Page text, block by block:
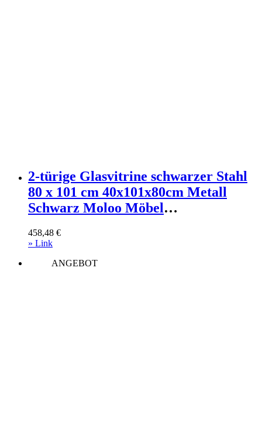
2-türige Glasvitrine schwarzer Stahl
80 x 101 cm 40x101x80cm Metall
Schwarz Moloo Möbel
Vitrinenschrank
458,48 €
» Link
ANGEBOT